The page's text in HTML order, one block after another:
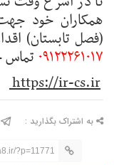
همکاران خود
(فصل تابستان)
۰۹۱۲۲۲۶۱۰۱۷ تماس
https://ir-cs.ir
به اشتراک بگذارید :
?p=11771